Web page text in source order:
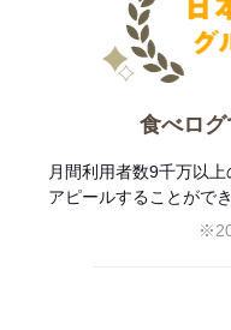
食べロ
月間利用者数9千万以
アピールすることができ